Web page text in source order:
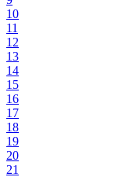
10
11
12
13
14
15
16
17
18
19
20
21